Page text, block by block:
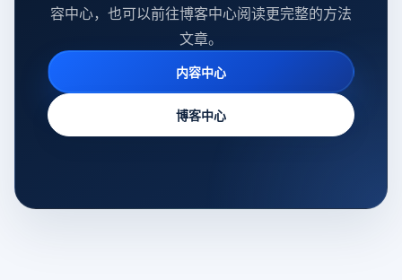
容中心，也可以前往博客中心阅读更完整的方法
文章。
内容中心
博客中心